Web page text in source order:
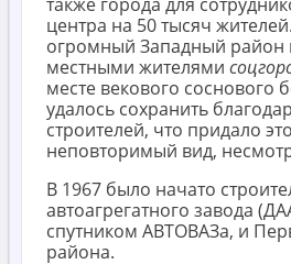
центра на 50 тысяч
огромный Западный район
местными жителями
месте векового соснового
удалось сохранить
строителей, что придало
неповторимый вид,
В 1967 было начато
автоагрегатного завода
спутником АВТОВАЗа, и
района.